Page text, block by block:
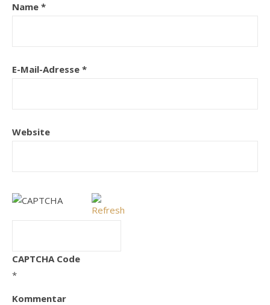
Name *
E-Mail-Adresse *
Website
CAPTCHA Code
*
Kommentar